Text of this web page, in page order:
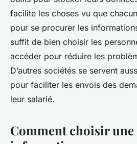
facilite les choses vu que
pour se procurer les
suffit de bien choisir les
accéder pour réduire les
D’autres sociétés se servent
pour faciliter les envois des
leur salarié.
Comment choisir